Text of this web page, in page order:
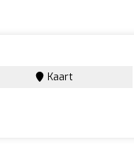
Kaart